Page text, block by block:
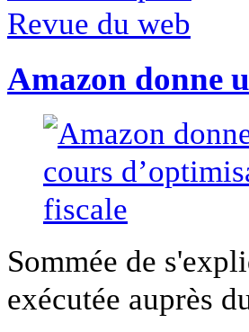
Revue du web
Amazon donne
Sommée de
exécutée auprès